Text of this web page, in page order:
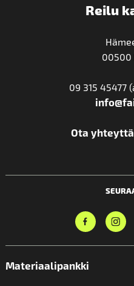
Reilu
00500
09 315 45477
Ota
Materiaalipankki